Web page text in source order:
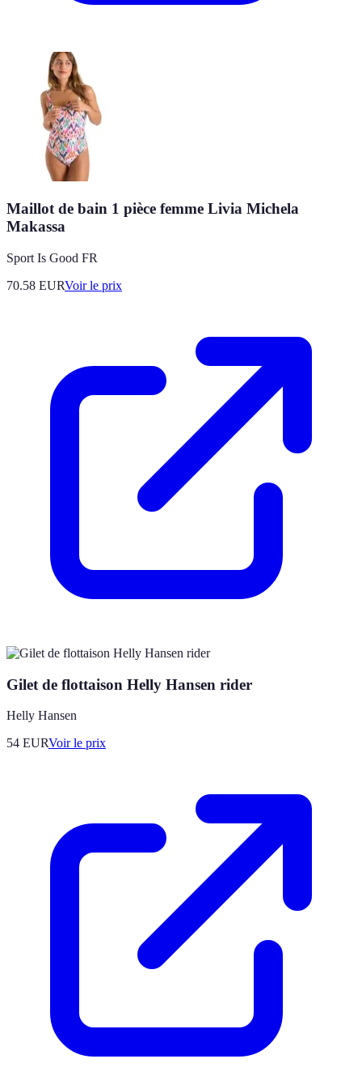
Maillot de bain 1 pièce femme Livia Michela
Makassa
Sport Is Good FR
70.58 EURVoir le prix
Gilet de flottaison Helly Hansen rider
Helly Hansen
54 EURVoir le prix